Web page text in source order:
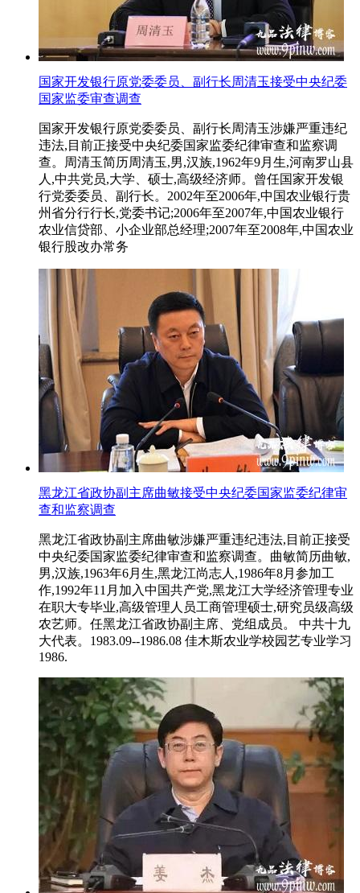
国家开发银行原党委委员、副行长周清玉接受中央纪委
国家监委审查调查
国家开发银行原党委委员、副行长周清玉涉嫌严重违纪
违法,目前正接受中央纪委国家监委纪律审查和监察调
查。周清玉简历周清玉,男,汉族,1962年9月生,河南罗山县
人,中共党员,大学、硕士,高级经济师。曾任国家开发银
行党委委员、副行长。2002年至2006年,中国农业银行贵
州省分行行长,党委书记;2006年至2007年,中国农业银行
农业信贷部、小企业部总经理;2007年至2008年,中国农业
银行股改办常务
黑龙江省政协副主席曲敏接受中央纪委国家监委纪律审
查和监察调查
黑龙江省政协副主席曲敏涉嫌严重违纪违法,目前正接受
中央纪委国家监委纪律审查和监察调查。曲敏简历曲敏,
男,汉族,1963年6月生,黑龙江尚志人,1986年8月参加工
作,1992年11月加入中国共产党,黑龙江大学经济管理专业
在职大专毕业,高级管理人员工商管理硕士,研究员级高级
农艺师。任黑龙江省政协副主席、党组成员。 中共十九
大代表。1983.09--1986.08 佳木斯农业学校园艺专业学习
1986.